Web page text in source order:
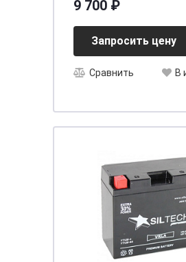
9 700 ₽
Запросить цену
Сравнить В